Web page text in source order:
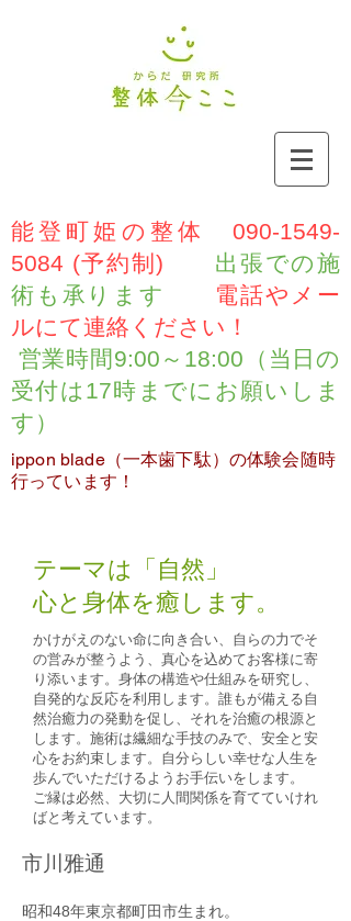
能登町姫の整体
090-1549-
5084 (予約制) 出張での施
術も承ります
電話やメー
ルにて連絡ください！
営業時間9:00～18:00（当日の
受付は17時までにお願いしま
す）
ippon blade（一本歯下駄）の体験会随時
行っています！
テーマは「自然」
心と身体を癒します。
かけがえのない命に向き合い、自らの力でそ
の営みが整うよう、真心を込めてお客様に寄
り添います。身体の構造や仕組みを研究し、
自発的な反応を利用します。誰もが備える自
然治癒力の発動を促し、それを治癒の根源と
します。施術は繊細な手技のみで、安全と安
心をお約束します。自分らしい幸せな人生を
歩んでいただけるようお手伝いをします。
​ご縁は必然、大切に人間関係を育てていけれ
ばと考えています。
市川雅通
昭和48年東京都町田市生まれ。